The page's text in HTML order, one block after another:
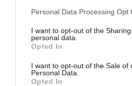
Personal Data Processing Opt
I want to opt-out of the
personal data.
Opted In
I want to opt-out of the Sale of
Personal Data.
Opted In